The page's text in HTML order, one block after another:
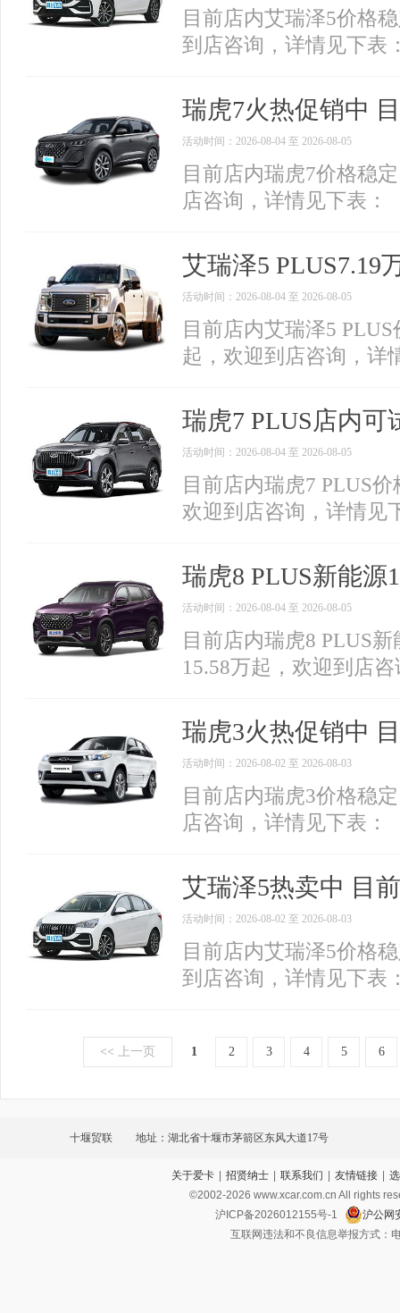
目前店内艾瑞泽5价格
到店咨询，详情见下表
瑞虎7火热促销中
活动时间：2026-08-04 至 2026-08-05
目前店内瑞虎7价格稳
店咨询，详情见下表：
艾瑞泽5 PLUS7.19
活动时间：2026-08-04 至 2026-08-05
目前店内艾瑞泽5
起，欢迎到店咨询，详
瑞虎7 PLUS店内可
活动时间：2026-08-04 至 2026-08-05
目前店内瑞虎7 PLUS
欢迎到店咨询，详情见
瑞虎8 PLUS新能源
活动时间：2026-08-04 至 2026-08-05
目前店内瑞虎8 PLUS
15.58万起，欢迎到店
瑞虎3火热促销中
活动时间：2026-08-02 至 2026-08-03
目前店内瑞虎3价格稳
店咨询，详情见下表：
艾瑞泽5热卖中 目
活动时间：2026-08-02 至 2026-08-03
目前店内艾瑞泽5价格
到店咨询，详情见下表
<< 上一页 1 2 3 4 5 6
十堰贸联 地址：湖北省十堰市茅箭区东风大道17号
关于爱卡 | 招贤纳士 | 联系我们 | 友情链接 |
©2002-2026 www.xcar.com.cn All rights
沪ICP备2026012155号-1
沪公网
互联网违法和不良信息举报方式：